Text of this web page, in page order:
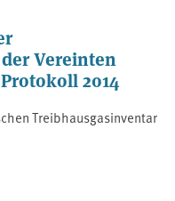
Vereinten
2014
Treibhausgasinventar